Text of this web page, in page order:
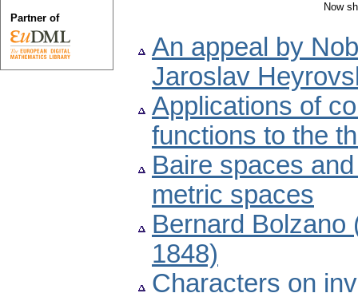
Now
An appeal by
Jaroslav
Applications of
functions to the
Baire spaces
metric spaces
Bernard Bolzano
1848)
Characters on
Partner of